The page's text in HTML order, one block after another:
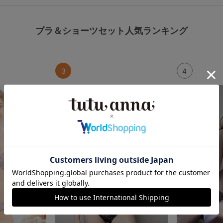
ブラ＆ショーツセット人気ランキング
3 4